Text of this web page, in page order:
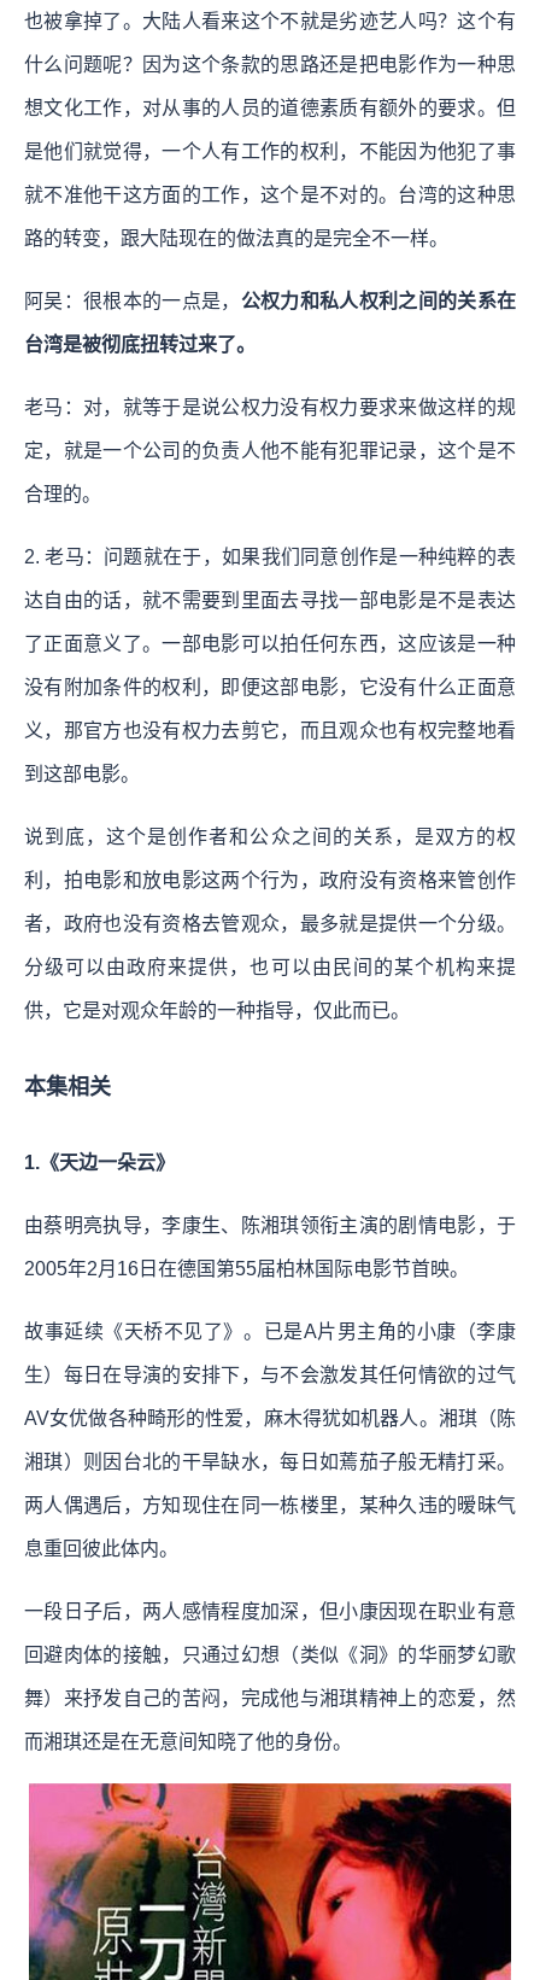
也被拿掉了。大陆人看来这个不就是劣迹艺人吗？这个有
什么问题呢？因为这个条款的思路还是把电影作为一种思
想文化工作，对从事的人员的道德素质有额外的要求。但
是他们就觉得，一个人有工作的权利，不能因为他犯了事
就不准他干这方面的工作，这个是不对的。台湾的这种思
路的转变，跟大陆现在的做法真的是完全不一样。
阿吴：很根本的一点是， 公权力和私人权利之间的关系在
台湾是被彻底扭转过来了。
老马：对，就等于是说公权力没有权力要求来做这样的规
定，就是一个公司的负责人他不能有犯罪记录，这个是不
合理的。
2. 老马：问题就在于，如果我们同意创作是一种纯粹的表
达自由的话，就不需要到里面去寻找一部电影是不是表达
了正面意义了。一部电影可以拍任何东西，这应该是一种
没有附加条件的权利，即便这部电影，它没有什么正面意
义，那官方也没有权力去剪它，而且观众也有权完整地看
到这部电影。
说到底，这个是创作者和公众之间的关系，是双方的权
利，拍电影和放电影这两个行为，政府没有资格来管创作
者，政府也没有资格去管观众，最多就是提供一个分级。
分级可以由政府来提供，也可以由民间的某个机构来提
供，它是对观众年龄的一种指导，仅此而已。
本集相关
1.《天边一朵云》
由蔡明亮执导，李康生、陈湘琪领衔主演的剧情电影，于
2005年2月16日在德国第55届柏林国际电影节首映。
故事延续《天桥不见了》。已是A片男主角的小康（李康
生）每日在导演的安排下，与不会激发其任何情欲的过气
AV女优做各种畸形的性爱，麻木得犹如机器人。湘琪（陈
湘琪）则因台北的干旱缺水，每日如蔫茄子般无精打采。
两人偶遇后，方知现住在同一栋楼里，某种久违的暧昧气
息重回彼此体内。
一段日子后，两人感情程度加深，但小康因现在职业有意
回避肉体的接触，只通过幻想（类似《洞》的华丽梦幻歌
舞）来抒发自己的苦闷，完成他与湘琪精神上的恋爱，然
而湘琪还是在无意间知晓了他的身份。